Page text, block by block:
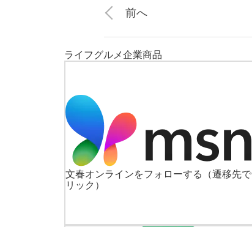
前へ
ライフグルメ企業商品
文春オンラインをフォローする
（遷移先
リック）